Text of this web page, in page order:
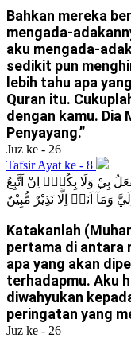
Bahkan mereka
mengada-
aku mengada-
sedikit pun
lebih tahu apa
Quran itu.
dengan kamu. Dia
Penyayang.”
Juz ke - 26
Tafsir Ayat ke - 8
بِيْ وَلَا بِكُمْۗ اِنْ اَتَّبِعُ
وَمَآ اَنَا۠ اِلَّا نَذِيْرٌ مُّبِيْنٌ
Katakanlah
pertama di antara
apa yang akan
terhadapmu. Aku
diwahyukan
peringatan yang
Juz ke - 26